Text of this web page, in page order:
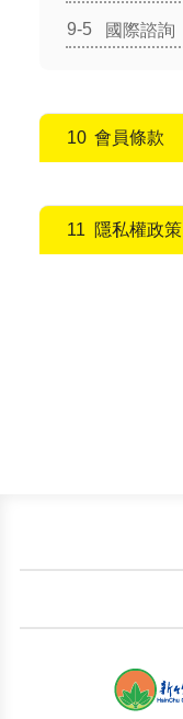
國際諮詢
會員條款
隱私權政策
申請表單